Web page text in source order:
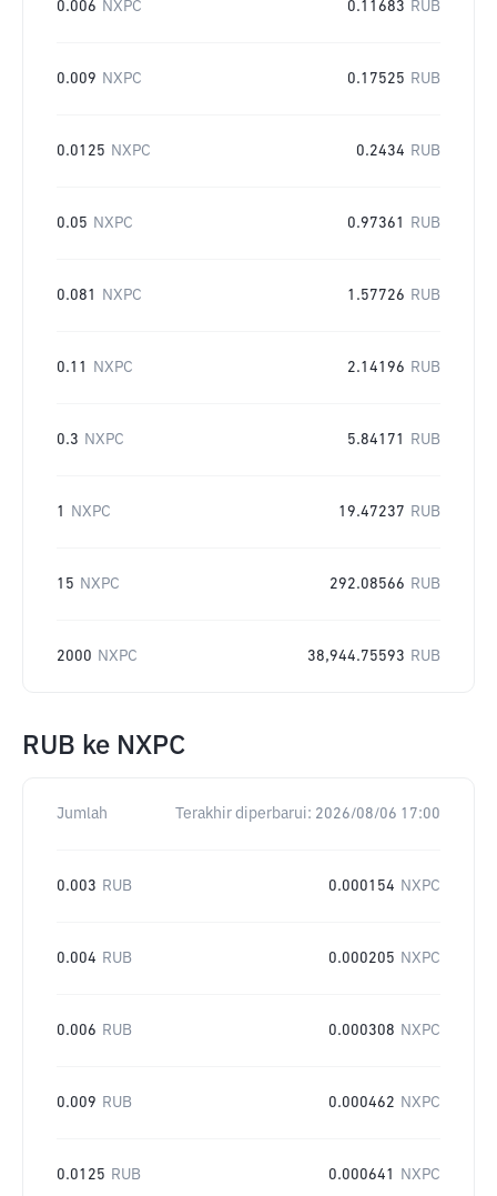
0.006 NXPC 0.11683 RUB
0.009 NXPC 0.17525 RUB
0.0125 NXPC 0.2434 RUB
0.05 NXPC 0.97361 RUB
0.081 NXPC 1.57726 RUB
0.11 NXPC 2.14196 RUB
0.3 NXPC 5.84171 RUB
1 NXPC 19.47237 RUB
15 NXPC 292.08566 RUB
2000 NXPC 38,944.75593 RUB
RUB ke NXPC
Jumlah Terakhir diperbarui: 2026/08/06 17:00
0.003 RUB 0.000154 NXPC
0.004 RUB 0.000205 NXPC
0.006 RUB 0.000308 NXPC
0.009 RUB 0.000462 NXPC
0.0125 RUB 0.000641 NXPC